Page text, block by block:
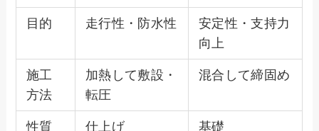
目的 走行性・防水性
安定性・支持力
向上
施工
方法
加熱して敷設・
転圧
混合して締固め
性質 仕上げ 基礎